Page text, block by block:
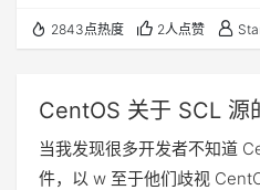
2843点热度 2人点赞
CentOS 关于 SCL 源
当我发现很多开发者不知道
件，以 w 至于他们歧视